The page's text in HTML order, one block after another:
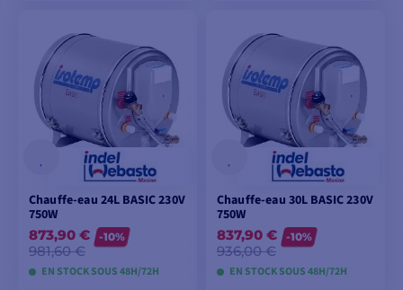
AJOUTER AU
PANIER
AJOUTER AU
PANIER
Chauffe-eau 24L BASIC 230V
750W
873,90 €
981,60 €
-10%
EN STOCK SOUS 48H/72H
Chauffe-eau 30L BASIC 230V
750W
837,90 €
936,00 €
-10%
EN STOCK SOUS 48H/72H